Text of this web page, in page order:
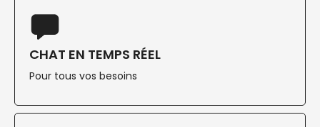
CHAT EN TEMPS RÉEL
Pour tous vos besoins